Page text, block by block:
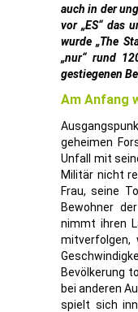
auch in der
vor „ES“ das
wurde „The
„nur“ rund
gestiegenen
Am Anfang
geheimen
Unfall mit
Militär nicht
Frau, seine
Bewohner
nimmt ihren
Bevölkerung
bei anderen
spielt sich